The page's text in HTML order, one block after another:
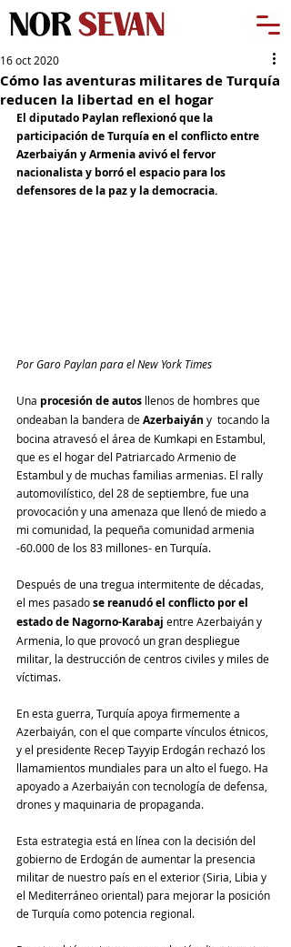
Cómo las aventuras militares de Turquía
reducen la libertad en el hogar
16 oct 2020
El diputado Paylan reflexionó que la
participación de Turquía en el conflicto entre
Azerbaiyán y Armenia avivó el fervor
nacionalista y borró el espacio para los
defensores de la paz y la democracia.
Por Garo Paylan para el New York Times
Una procesión de autos llenos de hombres que
ondeaban la bandera de Azerbaiyán y  tocando la
bocina atravesó el área de Kumkapi en Estambul,
que es el hogar del Patriarcado Armenio de
Estambul y de muchas familias armenias. El rally
automovilístico, del 28 de septiembre, fue una
provocación y una amenaza que llenó de miedo a
mi comunidad, la pequeña comunidad armenia
-60.000 de los 83 millones- en Turquía.
Después de una tregua intermitente de décadas,
el mes pasado se reanudó el conflicto por el
estado de Nagorno-Karabaj entre Azerbaiyán y
Armenia, lo que provocó un gran despliegue
militar, la destrucción de centros civiles y miles de
víctimas.
En esta guerra, Turquía apoya firmemente a
Azerbaiyán, con el que comparte vínculos étnicos,
y el presidente Recep Tayyip Erdogán rechazó los
llamamientos mundiales para un alto el fuego. Ha
apoyado a Azerbaiyán con tecnología de defensa,
drones y maquinaria de propaganda.
Esta estrategia está en línea con la decisión del
gobierno de Erdogán de aumentar la presencia
militar de nuestro país en el exterior (Siria, Libia y
el Mediterráneo oriental) para mejorar la posición
de Turquía como potencia regional.